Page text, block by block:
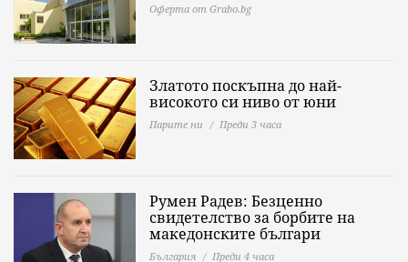
Оферта от Grabo.bg
Златото поскъпна до най-
високото си ниво от юни
Парите ни Преди 3 часа
Румен Радев: Безценно
свидетелство за борбите на
македонските българи
България Преди 4 часа